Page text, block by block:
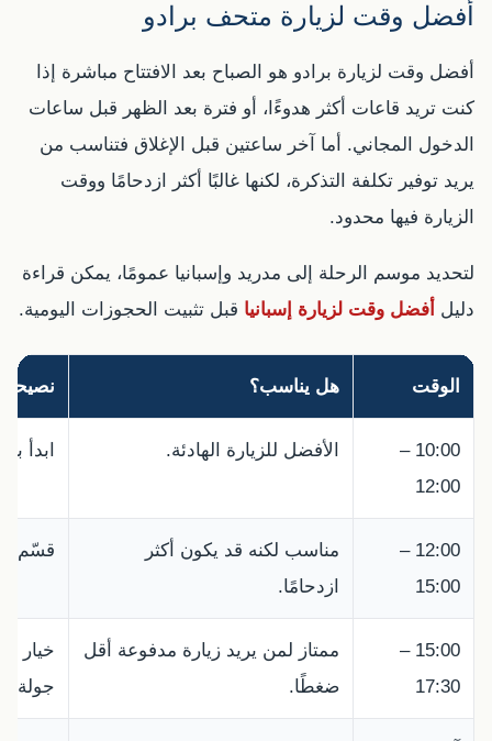
أفضل وقت لزيارة متحف برادو
أفضل وقت لزيارة برادو هو الصباح بعد الافتتاح مباشرة إذا
كنت تريد قاعات أكثر هدوءًا، أو فترة بعد الظهر قبل ساعات
الدخول المجاني. أما آخر ساعتين قبل الإغلاق فتناسب من
يريد توفير تكلفة التذكرة، لكنها غالبًا أكثر ازدحامًا ووقت
الزيارة فيها محدود.
لتحديد موسم الرحلة إلى مدريد وإسبانيا عمومًا، يمكن قراءة
دليل أفضل وقت لزيارة إسبانيا قبل تثبيت الحجوزات اليومية.
الوقت هل يناسب؟ نصيحة
10:00 –
12:00
الأفضل للزيارة الهادئة. ابدأ
12:00 –
15:00
مناسب لكنه قد يكون أكثر
ازدحامًا.
قسّم
15:00 –
17:30
ممتاز لمن يريد زيارة مدفوعة أقل
ضغطًا.
خيار
جولة